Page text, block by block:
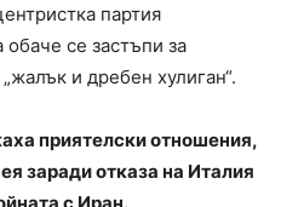
партия
се застъпи за
и дребен хулиган“.
приятелски отношения,
заради отказа на Италия
с Иран.